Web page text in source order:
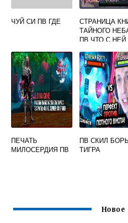
ЧУЙ СИ ПВ ГДЕ
СТРАНИЦА
ТАЙНОГО
ПВ ЧТО С НЕЙ
ПЕЧАТЬ
МИЛОСЕРДИЯ ПВ
ПВ СКИЛ
ТИГРА
Новое